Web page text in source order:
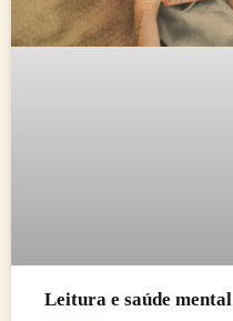
Leitura e saúde mental